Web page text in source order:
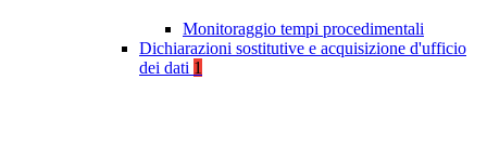
Monitoraggio tempi procedimentali
Dichiarazioni sostitutive e acquisizione d'ufficio
dei dati 1